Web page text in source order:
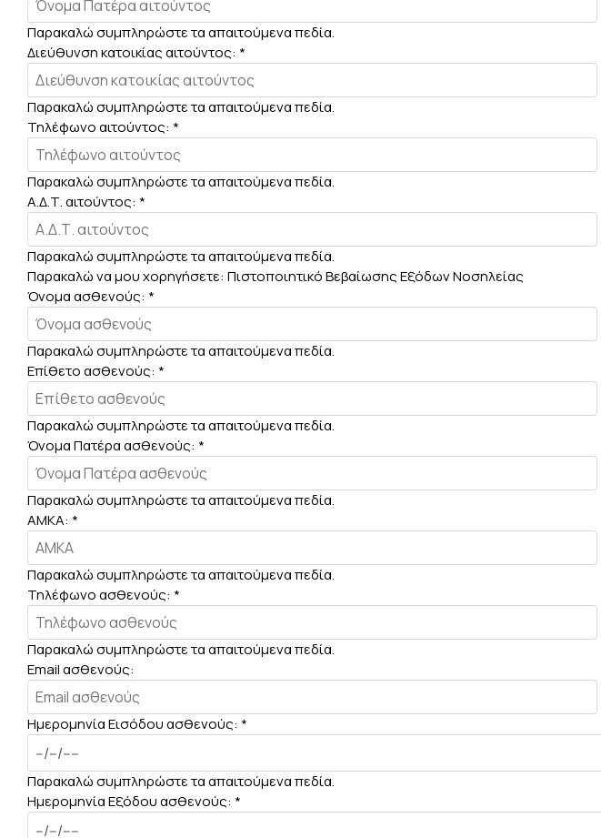
Παρακαλώ συμπληρώστε τα απαιτούμενα πεδία.
Διεύθυνση κατοικίας αιτούντος: *
Παρακαλώ συμπληρώστε τα απαιτούμενα πεδία.
Τηλέφωνο αιτούντος: *
Παρακαλώ συμπληρώστε τα απαιτούμενα πεδία.
Α.Δ.Τ. αιτούντος: *
Παρακαλώ συμπληρώστε τα απαιτούμενα πεδία.
Παρακαλώ να μου χορηγήσετε: Πιστοποιητικό Βεβαίωσης Εξόδων Νοσηλείας
Όνομα ασθενούς: *
Παρακαλώ συμπληρώστε τα απαιτούμενα πεδία.
Επίθετο ασθενούς: *
Παρακαλώ συμπληρώστε τα απαιτούμενα πεδία.
Όνομα Πατέρα ασθενούς: *
Παρακαλώ συμπληρώστε τα απαιτούμενα πεδία.
ΑΜΚΑ: *
Παρακαλώ συμπληρώστε τα απαιτούμενα πεδία.
Τηλέφωνο ασθενούς: *
Παρακαλώ συμπληρώστε τα απαιτούμενα πεδία.
Email ασθενούς:
Ημερομηνία Εισόδου ασθενούς: *
Παρακαλώ συμπληρώστε τα απαιτούμενα πεδία.
Ημερομηνία Εξόδου ασθενούς: *